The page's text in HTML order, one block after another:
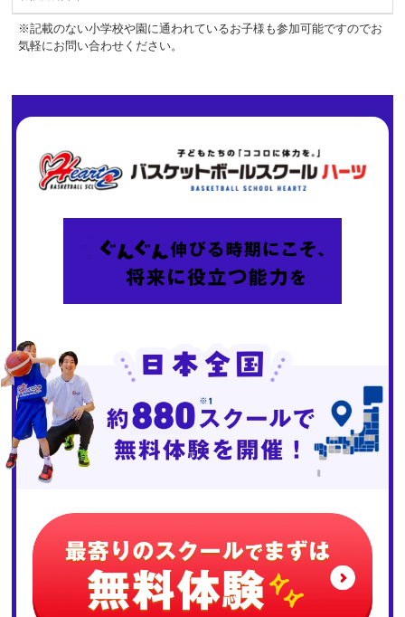
※記載のない小学校や園に通われているお子様も参加可能ですのでお
気軽にお問い合わせください。